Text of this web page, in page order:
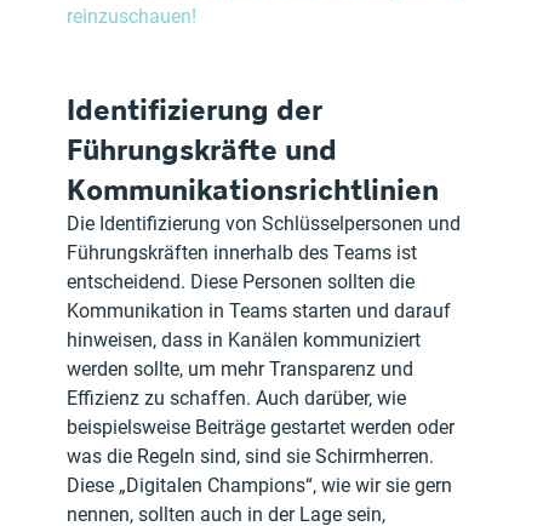
reinzuschauen!
Identifizierung der
Führungskräfte und
Kommunikationsrichtlinien
Die Identifizierung von Schlüsselpersonen und
Führungskräften innerhalb des Teams ist
entscheidend. Diese Personen sollten die
Kommunikation in Teams starten und darauf
hinweisen, dass in Kanälen kommuniziert
werden sollte, um mehr Transparenz und
Effizienz zu schaffen. Auch darüber, wie
beispielsweise Beiträge gestartet werden oder
was die Regeln sind, sind sie Schirmherren.
Diese „Digitalen Champions“, wie wir sie gern
nennen, sollten auch in der Lage sein,